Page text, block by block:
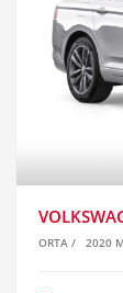
ORTA / 2020